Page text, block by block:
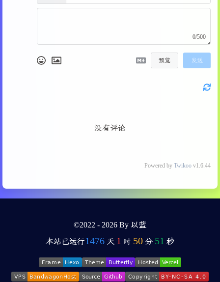
0/500
预览 发送
没有评论
Powered by Twikoo v1.6.44
©2022 - 2026 By 以蓝
本站已运行1476 天 1 时 50 分 51 秒